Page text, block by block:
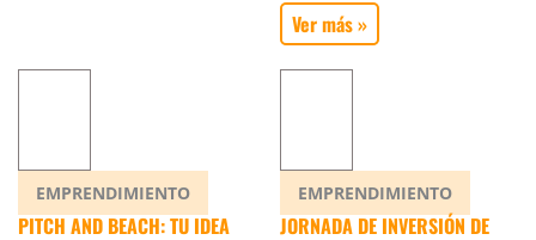
Ver más »
EMPRENDIMIENTO
PITCH AND BEACH: TU IDEA
EMPRENDIMIENTO
JORNADA DE INVERSIÓN DE